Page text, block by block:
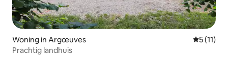
Woning in Argœuves
5 (11)
Prachtig landhuis